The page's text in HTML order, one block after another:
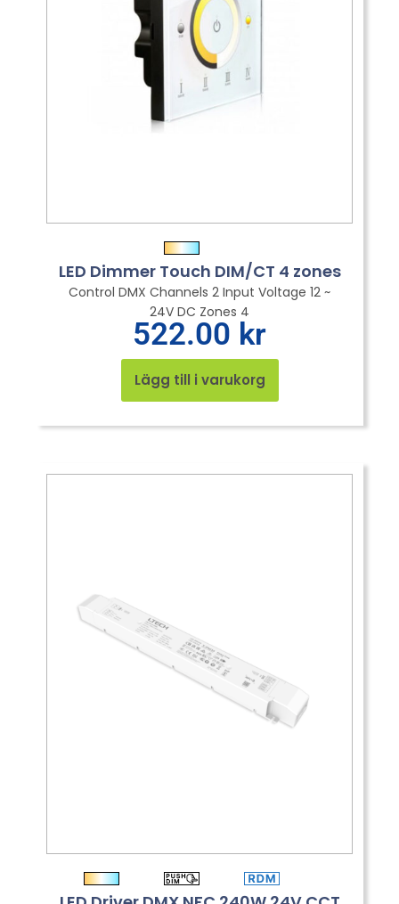
LED Dimmer Touch DIM/CT 4 zones
Control DMX Channels 2 Input Voltage 12 ~
24V DC Zones 4
522.00 kr
Lägg till i varukorg